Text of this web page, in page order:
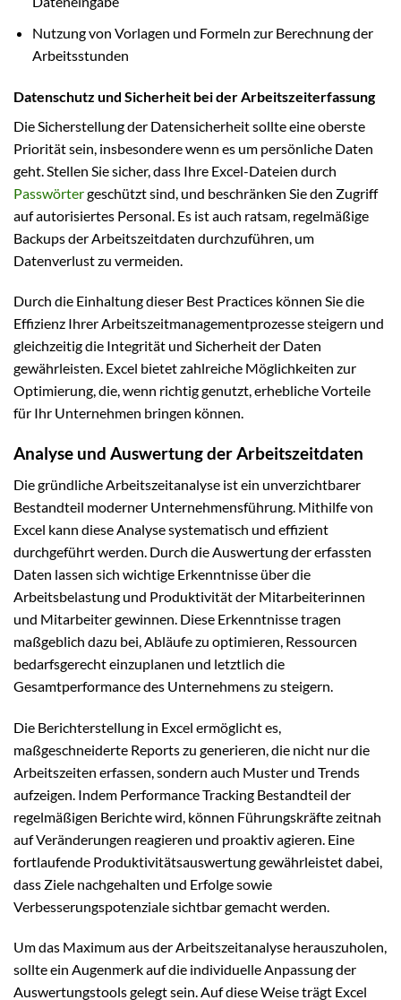
Nutzung von Vorlagen und Formeln zur Berechnung der
Arbeitsstunden
Datenschutz und Sicherheit bei der Arbeitszeiterfassung
Die Sicherstellung der Datensicherheit sollte eine oberste
Priorität sein, insbesondere wenn es um persönliche Daten
geht. Stellen Sie sicher, dass Ihre Excel-Dateien durch
Passwörtergeschützt sind, und beschränken Sie den Zugriff
auf autorisiertes Personal. Es ist auch ratsam, regelmäßige
Backups der Arbeitszeitdaten durchzuführen, um
Datenverlust zu vermeiden.
Durch die Einhaltung dieser Best Practices können Sie die
Effizienz Ihrer Arbeitszeitmanagementprozesse steigern und
gleichzeitig die Integrität und Sicherheit der Daten
gewährleisten. Excel bietet zahlreiche Möglichkeiten zur
Optimierung, die, wenn richtig genutzt, erhebliche Vorteile
für Ihr Unternehmen bringen können.
Analyse und Auswertung der Arbeitszeitdaten
Die gründliche Arbeitszeitanalyse ist ein unverzichtbarer
Bestandteil moderner Unternehmensführung. Mithilfe von
Excel kann diese Analyse systematisch und effizient
durchgeführt werden. Durch die Auswertung der erfassten
Daten lassen sich wichtige Erkenntnisse über die
Arbeitsbelastung und Produktivität der Mitarbeiterinnen
und Mitarbeiter gewinnen. Diese Erkenntnisse tragen
maßgeblich dazu bei, Abläufe zu optimieren, Ressourcen
bedarfsgerecht einzuplanen und letztlich die
Gesamtperformance des Unternehmens zu steigern.
Die Berichterstellung in Excel ermöglicht es,
maßgeschneiderte Reports zu generieren, die nicht nur die
Arbeitszeiten erfassen, sondern auch Muster und Trends
aufzeigen. Indem Performance Tracking Bestandteil der
regelmäßigen Berichte wird, können Führungskräfte zeitnah
auf Veränderungen reagieren und proaktiv agieren. Eine
fortlaufende Produktivitätsauswertung gewährleistet dabei,
dass Ziele nachgehalten und Erfolge sowie
Verbesserungspotenziale sichtbar gemacht werden.
Um das Maximum aus der Arbeitszeitanalyse herauszuholen,
sollte ein Augenmerk auf die individuelle Anpassung der
Auswertungstools gelegt sein. Auf diese Weise trägt Excel